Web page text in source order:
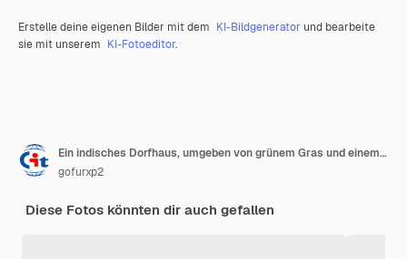
Erstelle deine eigenen Bilder mit dem KI-Bildgenerator und bearbeite
sie mit unserem KI-Fotoeditor.
Ein indisches Dorfhaus, umgeben von grünem Gras und einem wunderschönen wolkenblauen Himmel.
gofurxp2
Diese Fotos könnten dir auch gefallen